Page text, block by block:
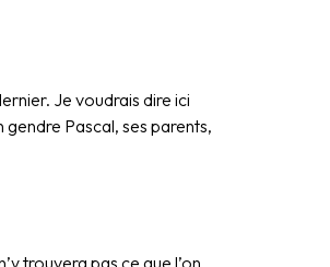
Je voudrais dire ici
Pascal, ses parents,
trouvera pas ce que l’on